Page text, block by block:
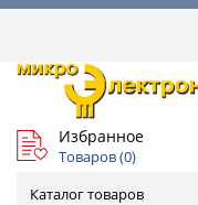
Избранное
Товаров (0)
Каталог товаров